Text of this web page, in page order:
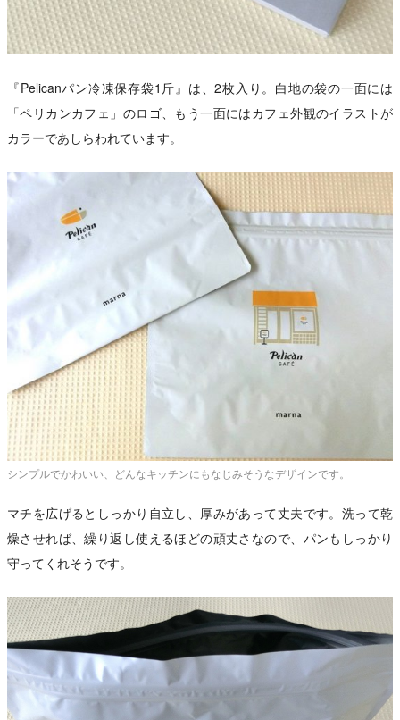
『Pelicanパン冷凍保存袋1斤』は、2枚入り。白地の袋の一面には
「ペリカンカフェ」のロゴ、もう一面にはカフェ外観のイラストが
カラーであしらわれています。
シンプルでかわいい、どんなキッチンにもなじみそうなデザインです。
マチを広げるとしっかり自立し、厚みがあって丈夫です。洗って乾
燥させれば、繰り返し使えるほどの頑丈さなので、パンもしっかり
守ってくれそうです。